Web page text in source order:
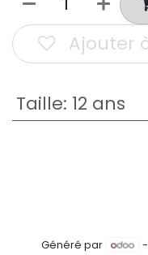
Ajouter
Taille: 12 ans
Généré par